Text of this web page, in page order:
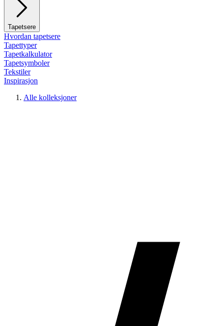
Tapetsere
Hvordan tapetsere
Tapettyper
Tapetkalkulator
Tapetsymboler
Tekstiler
Inspirasjon
Alle kolleksjoner